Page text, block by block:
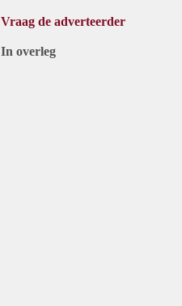
Vraag de adverteerder
In overleg